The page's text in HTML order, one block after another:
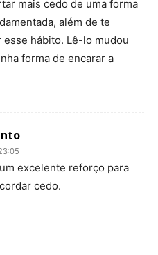
mais cedo de uma forma
além de te
hábito. Lê-lo mudou
forma de encarar a
excelente reforço para
cedo.